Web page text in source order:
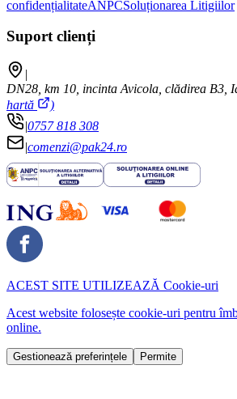
confidențialitateANPCSoluționarea Litigiilor
Suport clienți
|
DN28, km 10, incinta Avicola, clădirea B3,
hartă
)
|0757 818 308
|comenzi@pak24.ro
ACEST SITE UTILIZEAZĂ Cookie-uri
Acest website folosește cookie-uri pentru
online.
Gestionează preferințele Permite